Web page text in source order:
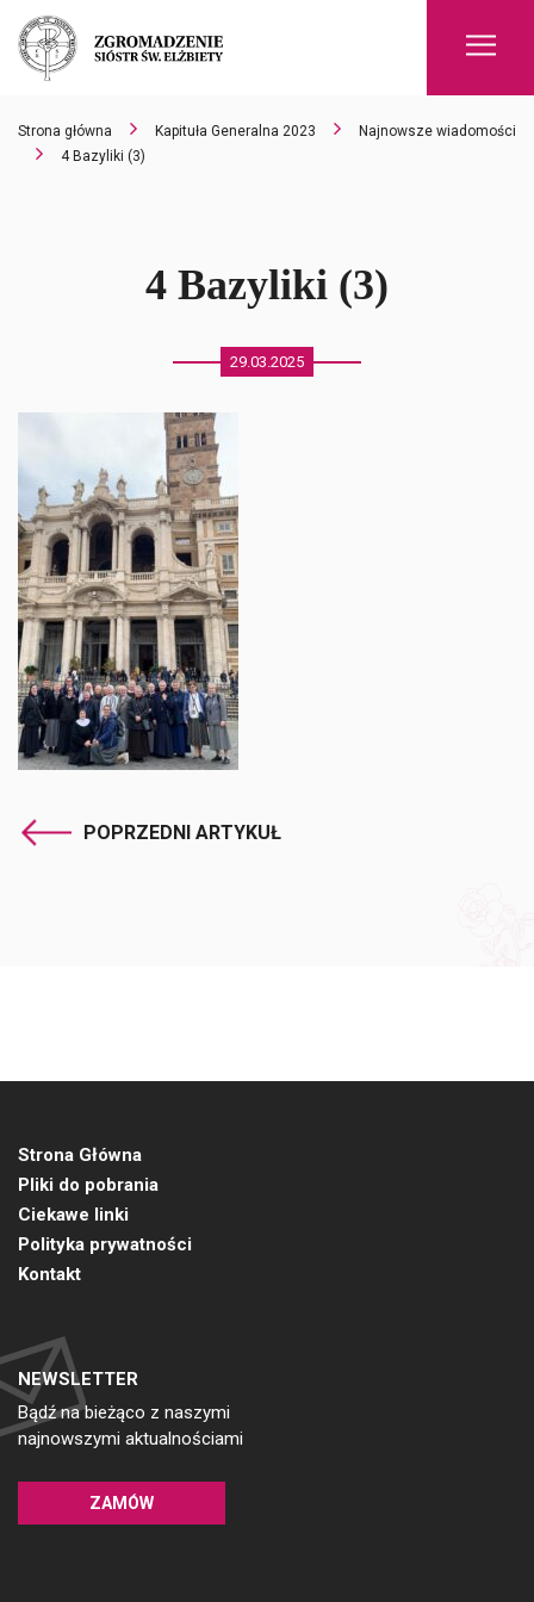
Strona główna Kapituła Generalna 2023
Najnowsze wiadomości
4 Bazyliki (3)
4 Bazyliki (3)
29.03.2025
POPRZEDNI ARTYKUŁ
Strona Główna
Pliki do pobrania
Ciekawe linki
Polityka prywatności
Kontakt
NEWSLETTER
Bądź na bieżąco z naszymi
najnowszymi aktualnościami
ZAMÓW